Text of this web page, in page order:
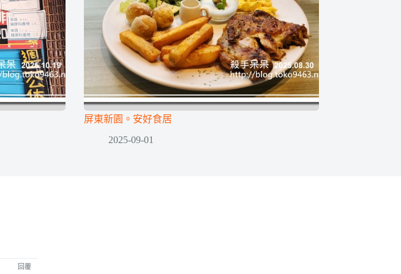
屏東新園。安好食居
2025-09-01
回覆